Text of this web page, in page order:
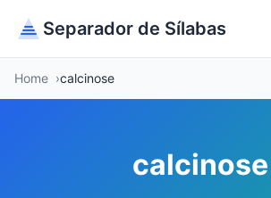
Separador de Sílabas
Home calcinose
calcinose